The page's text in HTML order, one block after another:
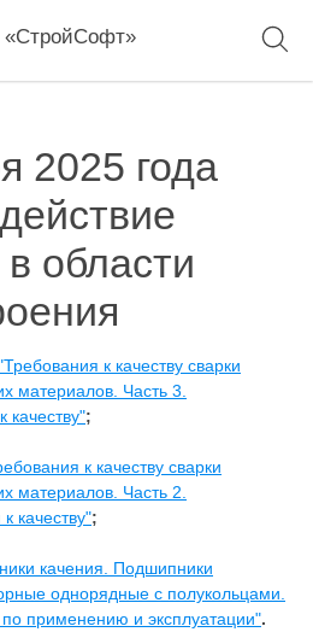
2025 года
области
к качеству сварки
материалов. Часть 3.
качеству";
к качеству сварки
материалов. Часть 2.
качеству";
качения. Подшипники
однорядные с полукольцами.
применению и эксплуатации".